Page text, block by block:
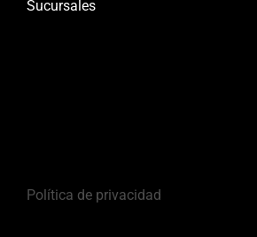
Sucursales
Política de privacidad